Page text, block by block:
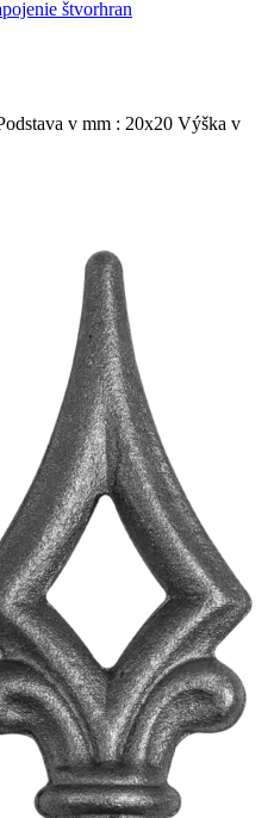
v mm : 20x20 Výška v